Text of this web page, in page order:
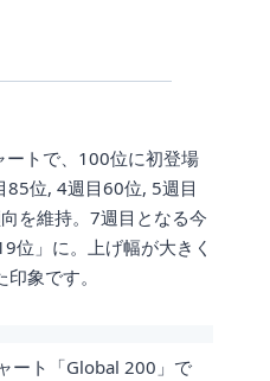
ートで、100位に初登場
85位, 4週目60位, 5週目
を維持。7週目となる今
位」に。上げ幅が大きく
象です。
ート「Global 200」で